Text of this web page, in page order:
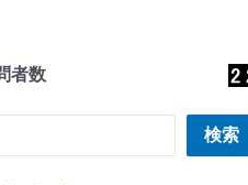
者数
検索